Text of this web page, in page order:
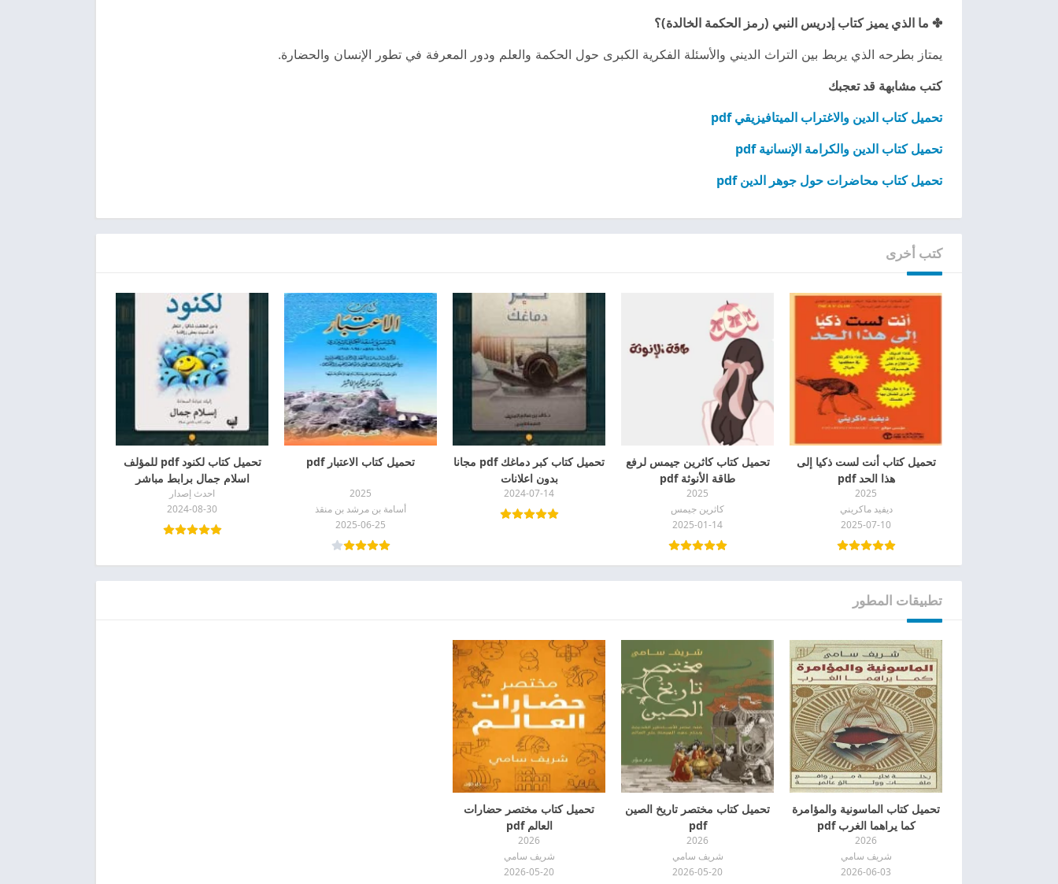
✤ ما الذي يميز كتاب إدريس النبي (رمز الحكمة الخالدة)؟
يمتاز بطرحه الذي يربط بين التراث الديني والأسئلة الفكرية الكبرى حول الحكمة والعلم ودور المعرفة في تطور الإنسان والحضارة.
كتب مشابهة قد تعجبك
تحميل كتاب الدين والاغتراب الميتافيزيقي pdf
تحميل كتاب الدين والكرامة الإنسانية pdf
تحميل كتاب محاضرات حول جوهر الدين pdf
كتب أخرى
تحميل كتاب أنت لست ذكيا إلى
هذا الحد pdf
2025
ديفيد ماكريني
2025-07-10
تحميل كتاب كاثرين جيمس لرفع
طاقة الأنوثة pdf
2025
كاثرين جيمس
2025-01-14
تحميل كتاب كبر دماغك pdf مجانا
بدون اعلانات
2024-07-14
تحميل كتاب الاعتبار pdf
2025
أسامة بن مرشد بن منقذ
2025-06-25
تحميل كتاب لكنود pdf للمؤلف
اسلام جمال برابط مباشر
احدث إصدار
2024-08-30
تطبيقات المطور
تحميل كتاب الماسونية والمؤامرة
كما يراهما الغرب pdf
2026
شريف سامي
2026-06-03
تحميل كتاب مختصر تاريخ الصين
pdf
2026
شريف سامي
2026-05-20
تحميل كتاب مختصر حضارات
العالم pdf
2026
شريف سامي
2026-05-20